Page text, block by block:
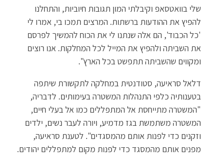
שלי בוואטסאפ וקיבלתי המון תגובות חיוביות, והתחלנו
להפיץ את ההודעות ברשתות. המרצים תמכו בי, אמרו לי
'כל הכבוד', הם אלה שנתנו לי את הכוח להמשיך לפרסם
את השביתה ולהפיץ את המייל לכל המחלקות. אנו רוצים
ומקווים שהשביתה תתפשט בכל הארץ".
דלאל סראיעה, סטודנטית במחלקה לתקשורת שיתפה
בטענותיה כלפי התנהלות המשטרה בעימותים. לדבריה,
"המשטרה מתייחסת אל המתפללים כמו אל בעלי חיים,
המשטרה משתמשת בגז מדמיע, ויורה לעבר נשים, ילדים
וזקנים כדי לפנות אותם מהמסגדים". לטענת סראיעה,
מפנים אותם מהמסגד כדי לפנות מקום למתפללים יהודים.